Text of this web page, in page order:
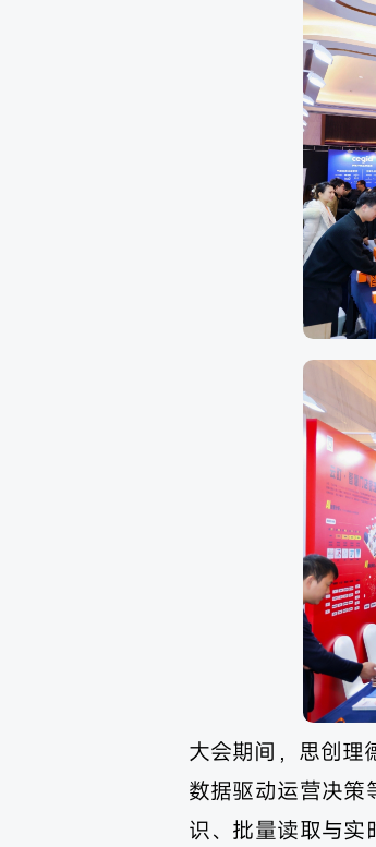
大会期间，思创理
数据驱动运营决策
识、批量读取与实